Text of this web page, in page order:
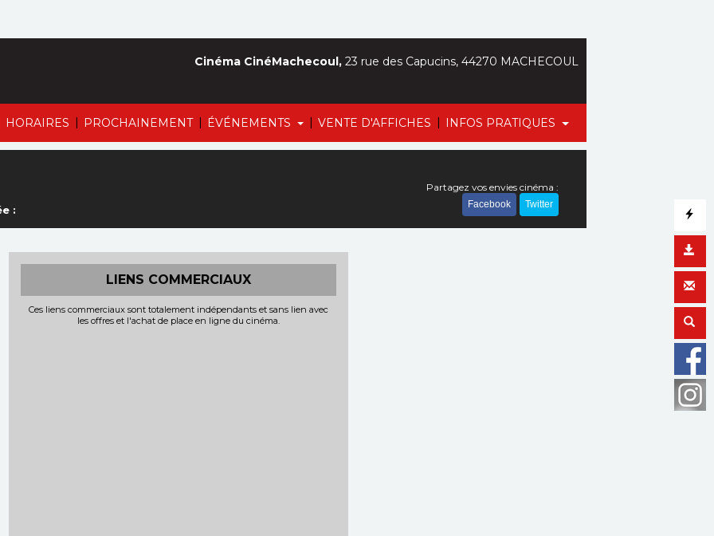
HORAIRES | PROCHAINEMENT | ÉVÉNEMENTS | VENTE D'AFFICHES | INFOS PRATIQUES
Cinéma CinéMachecoul, 23 rue des Capucins, 44270 MACHECOUL
:
Partagez vos envies cinéma :
Facebook Twitter
LIENS COMMERCIAUX
Ces liens commerciaux sont totalement indépendants et sans lien avec
les offres et l'achat de place en ligne du cinéma.